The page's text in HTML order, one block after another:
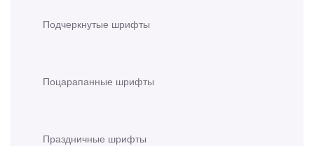
Подчеркнутые шрифты
Поцарапанные шрифты
Праздничные шрифты